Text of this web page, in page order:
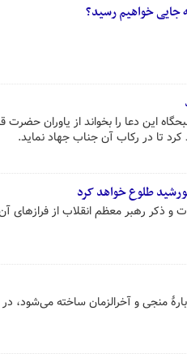
جایی خواهیم رسید؟
این دعا را بخواند از یاوران حضرت
تا در رکاب آن جناب جهاد نماید.
طلوع خواهد کرد
و ذکر رهبر معظم انقلاب از فرازهای
منجی و آخرالزمان ساخته می‌شود،